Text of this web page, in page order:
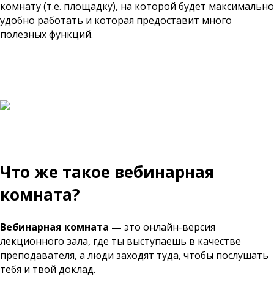
комнату (т.е. площадку), на которой будет максимально
удобно работать и которая предоставит много
полезных функций.
Что же такое вебинарная
комната?
Вебинарная комната — это онлайн-версия
лекционного зала, где ты выступаешь в качестве
преподавателя, а люди заходят туда, чтобы послушать
тебя и твой доклад.